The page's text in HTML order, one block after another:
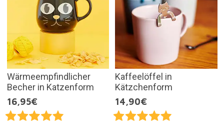
Wärmeempfindlicher
Becher in Katzenform
16,95€
Kaffeelöffel in
Kätzchenform
14,90€